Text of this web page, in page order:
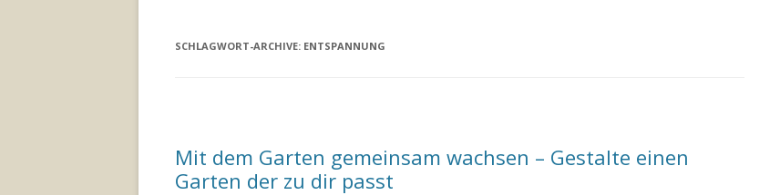
SCHLAGWORT-ARCHIVE: ENTSPANNUNG
Mit dem Garten gemeinsam wachsen – Gestalte einen
Garten der zu dir passt